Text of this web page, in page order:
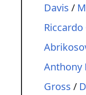
Davis /
Anthony
Gross /